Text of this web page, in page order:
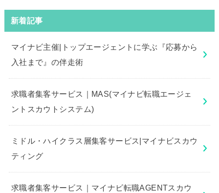
新着記事
マイナビ主催|トップエージェントに学ぶ『応募から
入社まで』の伴走術
求職者集客サービス｜MAS(マイナビ転職エージェ
ントスカウトシステム)
ミドル・ハイクラス層集客サービス|マイナビスカウ
ティング
求職者集客サービス｜マイナビ転職AGENTスカウ